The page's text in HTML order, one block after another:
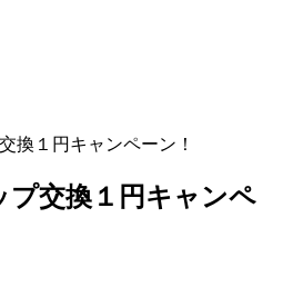
換１円キャンペーン！
プ交換１円キャンペ